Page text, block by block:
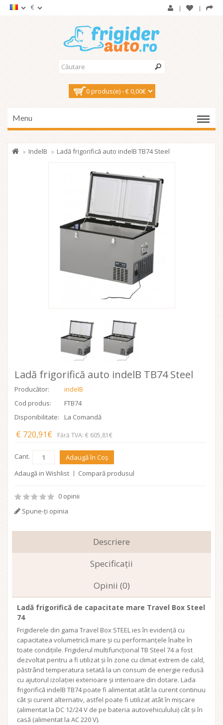
€
0 produs(e) - € 0,00€
Menu
IndelB Ladă frigorifică auto indelB TB74 Steel
Ladă frigorifică auto indelB TB74 Steel
Producător:
indelB
Cod produs:
FTB74
Disponibilitate:
La Comandă
€ 720,91€ Fără TVA: € 605,81€
Cant.
Adaugă în Coş
Adaugă in Wishlist
Compară produsul
0 opinii
Spune-ţi opinia
Descriere
Specificaţii
Opinii (0)
Ladă frigorifică de capacitate mare Travel Box Steel
74
Frigiderele din gama Travel Box STEEL ies în evidență cu
capacitatea volumetrică mare și cu performanțele înalte în
toate condițiile. Frigiderul multifuncțional TB Steel 74 a fost
dezvoltat pentru a fi utilizat și în zone cu climat extrem de cald,
păstrând temperatura setată la un consum de energie redusă
cu ajutorul izolației exterioare și interioare din dotare. Lada
frigorifică indelB TB74 poate fi alimentat atât la curent continuu
cât și curent alternativ, astfel poate fi utilizat atât în mișcare
(alimentat la DC 12/24 V de pe bateria autovehiculului) cât și în
casă (alimentat la AC 220 V).